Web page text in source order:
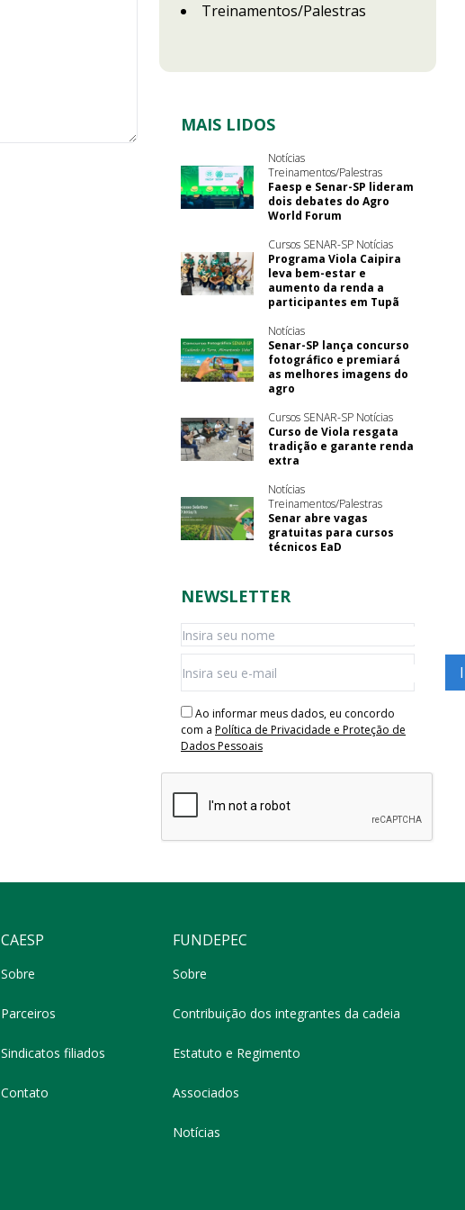
Treinamentos/Palestras
MAIS LIDOS
Notícias
Treinamentos/Palestras
Faesp e Senar-SP lideram
dois debates do Agro
World Forum
Cursos SENAR-SP Notícias
Programa Viola Caipira
leva bem-estar e
aumento da renda a
participantes em Tupã
Notícias
Senar-SP lança concurso
fotográfico e premiará
as melhores imagens do
agro
Cursos SENAR-SP Notícias
Curso de Viola resgata
tradição e garante renda
extra
Notícias
Treinamentos/Palestras
Senar abre vagas
gratuitas para cursos
técnicos EaD
NEWSLETTER
Ao informar meus dados, eu concordo
com a Política de Privacidade e Proteção de
Dados Pessoais
CAESP
Sobre
Parceiros
Sindicatos filiados
Contato
FUNDEPEC
Sobre
Contribuição dos integrantes da cadeia
Estatuto e Regimento
Associados
Notícias